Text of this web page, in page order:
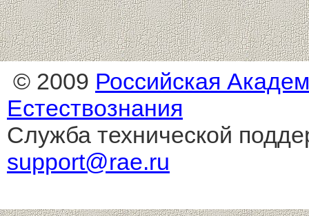
© 2009 Российская
Естествознания
Служба технической
support@rae.ru